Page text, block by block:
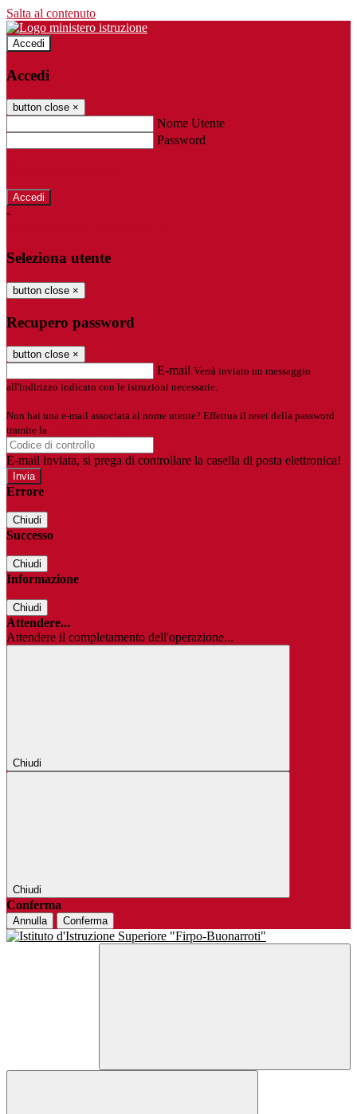
Salta al contenuto
Accedi
Accedi
button close ×
Nome Utente
Password
-
Seleziona utente
button close ×
Recupero password
button close ×
E-mail Verrà inviato un messaggio
all'indirizzo indicato con le istruzioni necessarie.
Non hai una e-mail associata al nome utente? Effettua il reset della password
tramite la
E-mail inviata, si prega di controllare la casella di posta elettronica!
Errore
Chiudi
Successo
Chiudi
Informazione
Chiudi
Attendere...
Attendere il completamento dell'operazione...
Chiudi
Chiudi
Conferma
Annulla Conferma